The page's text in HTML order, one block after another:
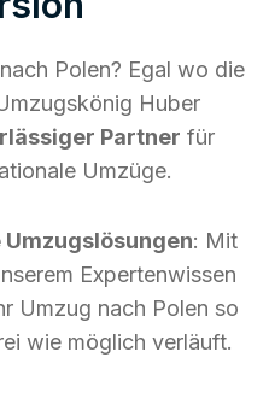
Polen? Egal wo die
Huber
Partner für
Umzüge.
: Mit
Expertenwissen
Umzug nach Polen so
wie möglich verläuft.